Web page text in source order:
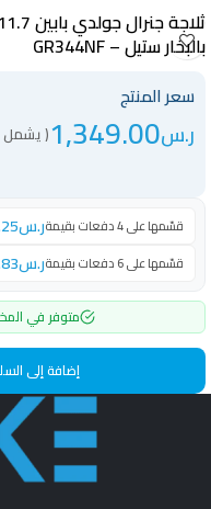
بالبخار ستيل – GR344NF
سعر المنتج
ر.س1,349.00( يشمل
قسّمها على 4 دفعات بقيمة ر.س
قسّمها على 6 دفعات بقيمة ر.س
متوفر في
إضافة إلى